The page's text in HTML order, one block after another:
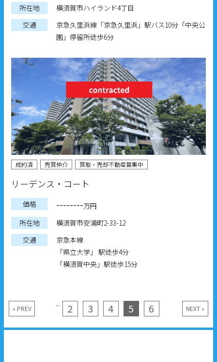
所在地
横須賀市ハイランド4丁目
交通
京急久里浜線「京急久里浜」駅バス10分「中央公
園」停留所徒歩6分
成約済 売買仲介 買取・売却不動産募集中
リーデンス・コート
価格 --------万円
所在地
横須賀市安浦町2-33-12
交通
京急本線
「県立大学」 駅徒歩4分
「横須賀中央」駅徒歩15分
« PREV
... 2 3 4 5 6 NEXT »